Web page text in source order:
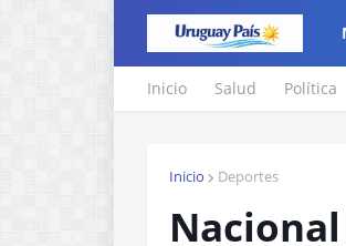
Inicio Salud Política
Inicio Deportes